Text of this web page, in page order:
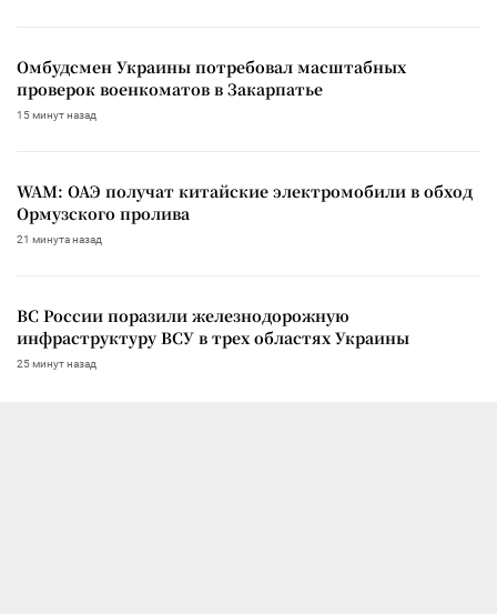
Омбудсмен Украины потребовал масштабных
проверок военкоматов в Закарпатье
15 минут назад
WAM: ОАЭ получат китайские электромобили в обход
Ормузского пролива
21 минута назад
ВС России поразили железнодорожную
инфраструктуру ВСУ в трех областях Украины
25 минут назад